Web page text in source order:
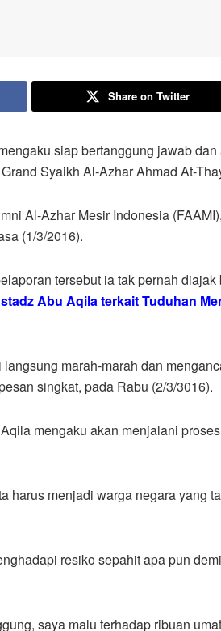
Share on Twitter
siap bertanggung jawab
Syaikh Al-Azhar Ahmad At-
Al-Azhar Mesir Indonesia
(1/3/2016).
tersebut ia tak pernah
Abu Aqila terkait Tuduhan
marah-marah dan
singkat, pada Rabu (2/3/3016).
mengaku akan menjalani
harus menjadi warga negara yang
resiko sepahit apa pun
saya malu terhadap ribuan